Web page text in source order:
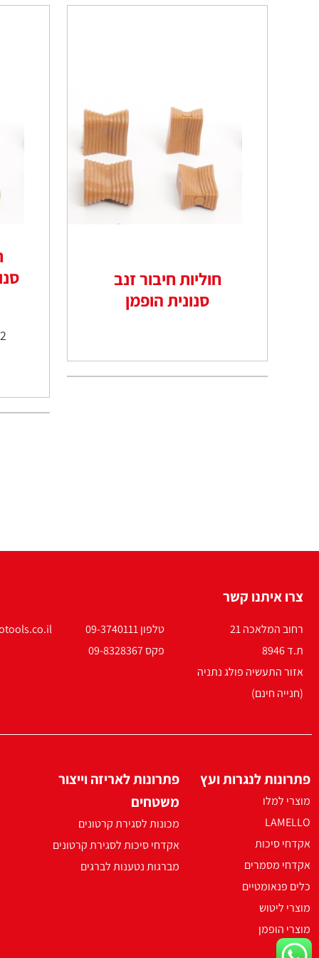
חוליות חיבור זנב
סנונית הופמן
צרו איתנו קשר
רחוב המלאכה 21
ת.ד 8946
אזור התעשיה פולג נתניה
(חנייה חינם)
טלפון 09-3740111
פקס 09-8328367
פתרונות לנגרות ועץ
מוצרי למלו
LAMELLO
אקדחי סיכות
אקדחי מסמרים
כלים פנאומטיים
מוצרי ליטוש
מוצרי הופמן
פתרונות לאריזה וייצור
משטחים
מכונות לסגירת קרטונים
אקדחי סיכות לסגירת קרטונים
מברגות נטענות לברגים